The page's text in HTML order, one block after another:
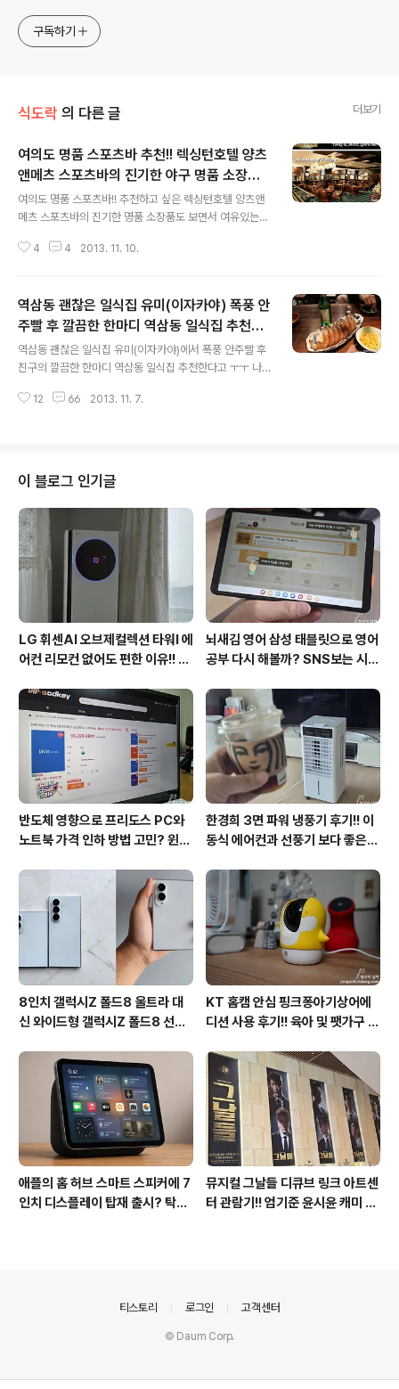
구독하기
식도락 의 다른 글 더보기
여의도 명품 스포츠바 추천!! 렉싱턴호텔 양츠
앤메츠 스포츠바의 진기한 야구 명품 소장품
을 보고 놀라
여의도 명품 스포츠바!! 추천하고 싶은 렉싱턴호텔 양츠앤
메츠 스포츠바의 진기한 명품 소장품도 보면서 여유있는
는 렉싱턴호텔에 다녀왔어요. 솔직히 여의도에 렉싱턴호텔
주욱~~ 가면 정면에 보이더라구요. 저녁에 확인없이 대충
위치만 듣고 갔는데도 찾기 쉬웠어요. 렉싱턴호텔 1층에 있
는 브로드웨이에서 일단 만나기로 했거든요. 그리고 렉싱
턴호텔 2층에 있는 양츠앤메츠 스포츠바의 진기한 명품 소
장품을 보여준다면서 기대하게 만들더라구요. 여의도 명품
스포츠바가 있는 렉싱턴호텔의 1층 브로드웨이에 도착을
4 4 2013. 11. 10.
역삼동 괜찮은 일식집 유미(이자카야) 폭풍 안
주빨 후 깔끔한 한마디 역삼동 일식집 추천한
다고 ㅜㅜ
역삼동 괜찮은 일식집 유미(이자카야)에서 폭풍 안주빨 후
친구의 깔끔한 한마디 역삼동 일식집 추천한다고 ㅜㅜ 나
간이 잘 맞지 않았는데 역삼동에 괜찮은 일식집을 소개받
간을 보냈습니다. 생각보다는 맛이 괜찮았어요. 분위기도
좋고~~ 사장님이 은근 미인이시더라구요. ㅋㅋ 사장인지
는 확실하지 않지만.. 저녁 날씨가 옷깃을 여미게 하고 이런
날에는 나가사끼 짬뽕의 진한 국물이 최곤데. 유미(이자카
야)에는 어떤 맛일지 기대되는 거 있죠. 메세지 받은대로 역
삼역 2번 출구로 나와서 도곡동방면으로..
12 66 2013. 11. 7.
이 블로그 인기글
LG 휘센AI 오브제컬렉션 타워I 에
어컨 리모컨 없어도 편한 이유!! 7
후기
뇌새김 영어 삼성 태블릿으로 영어
공부 다시 해볼까? SNS보는 시간
반도체 영향으로 프리도스 PC와
노트북 가격 인하 방법 고민? 윈도
방법?(feat. vip-scdkeys)
한경희 3면 파워 냉풍기 후기!! 이
동식 에어컨과 선풍기 보다 좋은
8인치 갤럭시Z 폴드8 울트라 대
신 와이드형 갤럭시Z 폴드8 선
이 미제공!!
KT 홈캠 안심 핑크퐁아기상어에
디션 사용 후기!! 육아 및 팻가구 그
상어홈캠 어때!!
애플의 홈 허브 스마트 스피커에 7
인치 디스플레이 탑재 출시? 탁상
뮤지컬 그날들 디큐브 링크 아트센
터 관람기!! 엄기준 윤시윤 캐미 연
티스토리 로그인 고객센터
© Daum Corp.